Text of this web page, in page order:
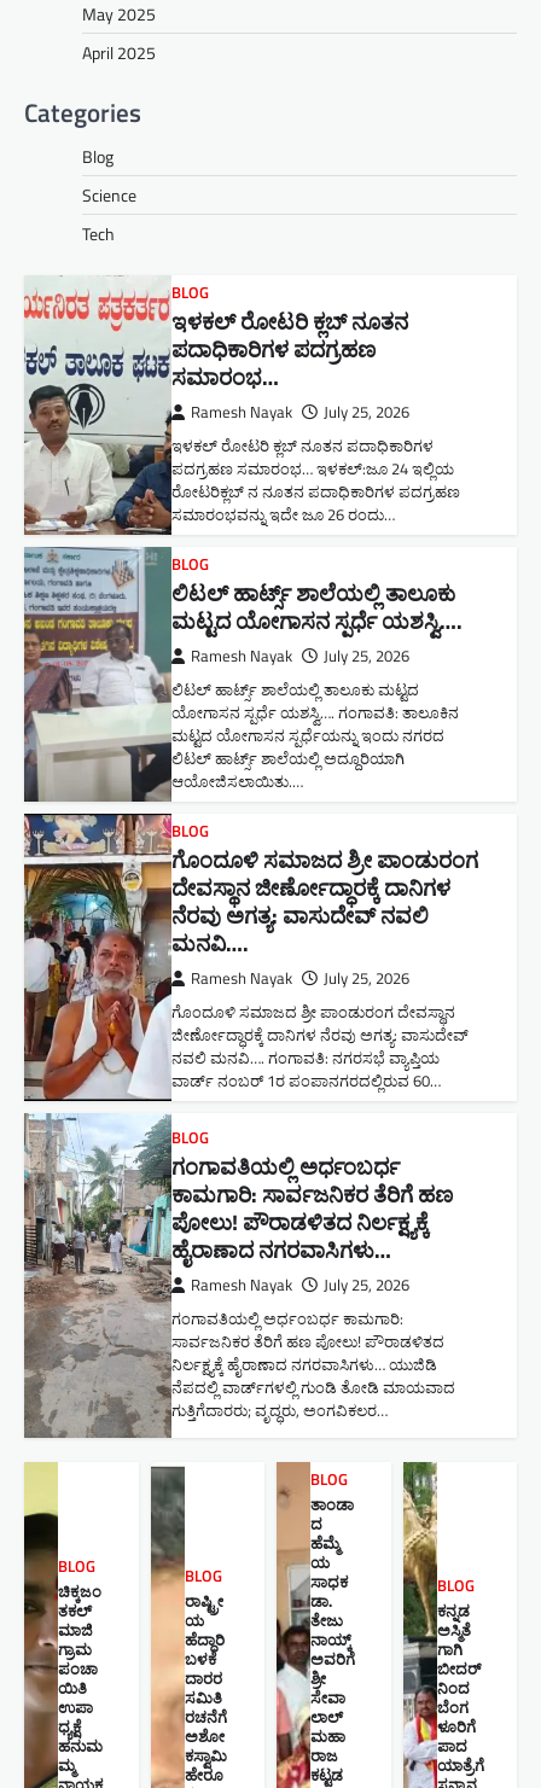
May 2025
April 2025
Categories
Blog
Science
Tech
BLOG
ಇಳಕಲ್ ರೋಟರಿ ಕ್ಲಬ್ ನೂತನ‌
ಪದಾಧಿಕಾರಿಗಳ ಪದಗ್ರಹಣ
ಸಮಾರಂಭ…
Ramesh Nayak July 25, 2026
ಇಳಕಲ್ ರೋಟರಿ ಕ್ಲಬ್ ನೂತನ‌ ಪದಾಧಿಕಾರಿಗಳ
ಪದಗ್ರಹಣ ಸಮಾರಂಭ… ಇಳಕಲ್:ಜೂ 24 ಇಲ್ಲಿಯ
ರೋಟರಿಕ್ಲಬ್ ನ ನೂತನ ಪದಾಧಿಕಾರಿಗಳ ಪದಗ್ರಹಣ
ಸಮಾರಂಭವನ್ನು ಇದೇ ಜೂ 26 ರಂದು…
BLOG
ಲಿಟಲ್ ಹಾರ್ಟ್ಸ್ ಶಾಲೆಯಲ್ಲಿ ತಾಲೂಕು
ಮಟ್ಟದ ಯೋಗಾಸನ ಸ್ಪರ್ಧೆ ಯಶಸ್ವಿ….
Ramesh Nayak July 25, 2026
ಲಿಟಲ್ ಹಾರ್ಟ್ಸ್ ಶಾಲೆಯಲ್ಲಿ ತಾಲೂಕು ಮಟ್ಟದ
ಯೋಗಾಸನ ಸ್ಪರ್ಧೆ ಯಶಸ್ವಿ…. ಗಂಗಾವತಿ: ತಾಲೂಕಿನ
ಮಟ್ಟದ ಯೋಗಾಸನ ಸ್ಪರ್ಧೆಯನ್ನು ಇಂದು ನಗರದ
ಲಿಟಲ್ ಹಾರ್ಟ್ಸ್ ಶಾಲೆಯಲ್ಲಿ ಅದ್ದೂರಿಯಾಗಿ
ಆಯೋಜಿಸಲಾಯಿತು.…
BLOG
ಗೊಂದೂಳಿ ಸಮಾಜದ ಶ್ರೀ ಪಾಂಡುರಂಗ
ದೇವಸ್ಥಾನ ಜೀರ್ಣೋದ್ಧಾರಕ್ಕೆ ದಾನಿಗಳ
ನೆರವು ಅಗತ್ಯ: ವಾಸುದೇವ್ ನವಲಿ
ಮನವಿ​….
Ramesh Nayak July 25, 2026
ಗೊಂದೂಳಿ ಸಮಾಜದ ಶ್ರೀ ಪಾಂಡುರಂಗ ದೇವಸ್ಥಾನ
ಜೀರ್ಣೋದ್ಧಾರಕ್ಕೆ ದಾನಿಗಳ ನೆರವು ಅಗತ್ಯ: ವಾಸುದೇವ್
ನವಲಿ ಮನವಿ​…. ಗಂಗಾವತಿ: ​ನಗರಸಭೆ ವ್ಯಾಪ್ತಿಯ
ವಾರ್ಡ್ ನಂಬರ್ 1ರ ಪಂಪಾನಗರದಲ್ಲಿರುವ 60…
BLOG
ಗಂಗಾವತಿಯಲ್ಲಿ ಅರ್ಧಂಬರ್ಧ
ಕಾಮಗಾರಿ: ಸಾರ್ವಜನಿಕರ ತೆರಿಗೆ ಹಣ
ಪೋಲು! ಪೌರಾಡಳಿತದ ನಿರ್ಲಕ್ಷ್ಯಕ್ಕೆ
ಹೈರಾಣಾದ ನಗರವಾಸಿಗಳು​…
Ramesh Nayak July 25, 2026
ಗಂಗಾವತಿಯಲ್ಲಿ ಅರ್ಧಂಬರ್ಧ ಕಾಮಗಾರಿ:
ಸಾರ್ವಜನಿಕರ ತೆರಿಗೆ ಹಣ ಪೋಲು! ಪೌರಾಡಳಿತದ
ನಿರ್ಲಕ್ಷ್ಯಕ್ಕೆ ಹೈರಾಣಾದ ನಗರವಾಸಿಗಳು​… ಯುಜಿಡಿ
ನೆಪದಲ್ಲಿ ವಾರ್ಡ್‌ಗಳಲ್ಲಿ ಗುಂಡಿ ತೋಡಿ ಮಾಯವಾದ
ಗುತ್ತಿಗೆದಾರರು; ವೃದ್ಧರು, ಅಂಗವಿಕಲರ…
BLOG
ಚಿಕ್ಕಜಂ
ತಕಲ್
ಮಾಜಿ
ಗ್ರಾಮ
ಪಂಚಾ
ಯಿತಿ
ಉಪಾ
ಧ್ಯಕ್ಷೆ
ಹನುಮ
ಮ್ಮ
BLOG
ರಾಷ್ಟ್ರೀ
ಯ
ಹೆದ್ದಾರಿ
ಬಳಕೆ
ದಾರರ
ಸಮಿತಿ
ರಚನೆಗೆ
ಅಶೋ
ಕಸ್ವಾಮಿ
ಹೇರೂ
BLOG
ತಾಂಡಾ
ದ
ಹೆಮ್ಮೆ
ಯ
ಸಾಧಕ
ಡಾ.
ತೇಜು
ನಾಯ್ಕ್
ಅವರಿಗೆ
ಶ್ರೀ
ಸೇವಾ
ಲಾಲ್
ಮಹಾ
ರಾಜ
ಕಟ್ಟಡ
BLOG
ಕನ್ನಡ
ಅಸ್ಮಿತೆ
ಗಾಗಿ
ಬೀದರ್
ನಿಂದ
ಬೆಂಗ
ಳೂರಿಗೆ
ಪಾದ
ಯಾತ್ರೆಗೆ